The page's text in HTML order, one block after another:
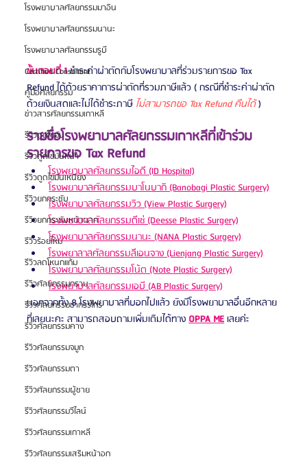
โรงพยาบาลศัลยกรรมมาอิน
โรงพยาบาลศัลยกรรมนานะ
โรงพยาบาลศัลยกรรมรูบี
Certified Consultant
คู่มือศัลยกรรม
ข่าวสารศัลยกรรมเกาหลี
รีวิวดูดไขมัน
รีวิวดูดไขมันหน้า
รีวิวดูดไขมันเหนียง
รีวิวยกกระชับ
รีวิวยกกระชับหน้าผาก
รีวิวร้อยไหม
รีวิวลดโหนกแก้ม
รีวิวศัลยกรรมกราม
รีวิวศัลยกรรมขากรรไกร
รีวิวศัลยกรรมคาง
รีวิวศัลยกรรมจมูก
รีวิวศัลยกรรมตา
รีวิวศัลยกรรมผู้ชาย
รีวิวศัลยกรรมวีไลน์
รีวิวศัลยกรรมเกาหลี
รีวิวศัลยกรรมเสริมหน้าอก
ขั้นตอนที่ 1ชำระค่าผ่าตัดกับโรงพยาบาลที่ร่วมรายการขอ Tax
Refund ได้ด้วยราคาการผ่าตัดที่รวมภาษีแล้ว ( กรณีที่ชำระค่าผ่าตัด
ด้วยเงินสดและไม่ได้ชำระภาษี ไม่สามารถขอ Tax Refund คืนได้ )
รายชื่อโรงพยาบาลศัลยกรรมเกาหลีที่เข้าร่วม
รายการขอ Tax Refund
โรงพยาบาลศัลยกรรมไอดี (ID Hospital)
โรงพยาบาลศัลยกรรมบาโนบากิ (Banobagi Plastic Surgery)
โรงพยาบาลศัลยกรรมวิว (View Plastic Surgery)
โรงพยาบาลศัลยกรรมดีเซ่ (Deesse Plastic Surgery)
โรงพยาบาลศัลยกรรมนานะ (NANA Plastic Surgery)
โรงพยาลาลศัลยกรรมลีเอนจาง (Lienjang Plastic Surgery)
โรงพยาบาลศัลยกรรมโน้ต (Note Plastic Surgery)
โรงพยาบาลศัลยกรรมเอบี (AB Plastic Surgery)
นอกจากทั้ง 8 โรงพยาบาลที่บอกไปแล้ว ยังมีโรงพยาบาลอื่นอีกหลาย
ที่เลยนะคะ สามารถสอบถามเพิ่มเติมได้ทาง OPPA ME เลยค่ะ